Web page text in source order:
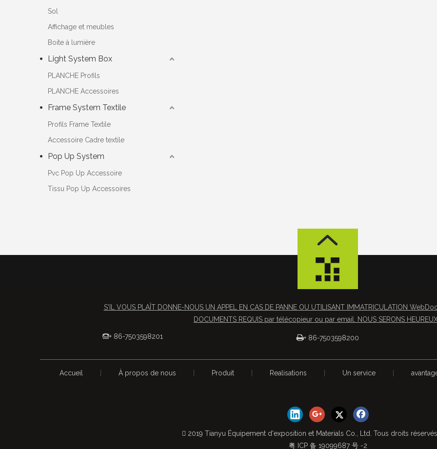
Sol
Affichage et meubles
Boite à lumière
Light System Box
PLANCHE Profils
PLANCHE Accessoires
Frame System Textile
Profils Frame Textile
Accessoire Cadre textile
Pop Up System
Pvc Pop Up Accessoire
Tissu Pop Up Accessoires
S'IL VOUS PLAÎT DONNE-NOUS UN APPEL EN CAS DE PANNE OU UTILISANT IMMATRICULATION
DOCUMENTS REQUIS par télécopieur ou par email. NOUS SERONS
+ 86-7503598201 + 86-7503598200
Accueil À propos de nous Produit Realisations Un service
 2019 Tianyu Équipement d'exposition et Materials Co., Ltd. Tous droits réservés
粤 ICP 备 19099687 号 -2